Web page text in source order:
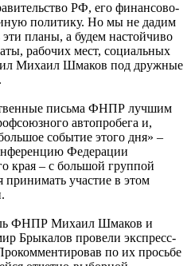
РФ, его финансово-
политику. Но мы не дадим
планы, а будем настойчиво
рабочих мест, социальных
Михаил Шмаков под дружные
письма ФНПР лучшим
автопробега и,
событие этого дня» –
Федерации
края – с большой группой
принимать участие в этом
ФНПР Михаил Шмаков и
Брыкалов провели экспресс-
по их просьбе